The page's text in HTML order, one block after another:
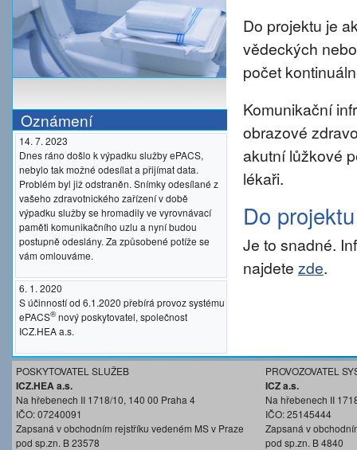
Oznámení
14. 7. 2023
Dnes ráno došlo k výpadku služby ePACS,
nebylo tak možné odesílat a přijímat data.
Problém byl již odstraněn. Snímky odesílané z
vašeho zdravotnického zařízení v době
výpadku služby se hromadily ve vyrovnávací
paměti komunikačního uzlu a nyní budou
postupně odeslány. Za způsobené potíže se
vám omlouváme.
6. 1. 2020
S účinností od 6.1.2020 přebírá provoz systému
ePACS®nový poskytovatel, společnost
ICZ.HEA a.s.
Do projektu je
vědeckých
počet
Komunikační
obrazové
akutní lůžkové
lékaři.
Do
Je to snadné.
najdete zde.
POSKYTOVATEL SLUŽEB
ICZ.HEA a.s.
Na hřebenech II 1718/10, 140 00 Praha 4
IČO: 07240091
Zapsaná v obchodním rejstříku vedeném MS v Praze
pod sp.zn. B 23578
PROVOZOVATEL
ICZ a.s.
Na hřebenech II
IČO: 25145444
Zapsaná v
pod sp.zn. B 4840